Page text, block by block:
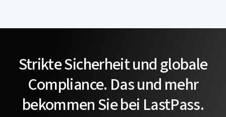
Strikte Sicherheit und globale
Compliance. Das und mehr
bekommen Sie bei LastPass.